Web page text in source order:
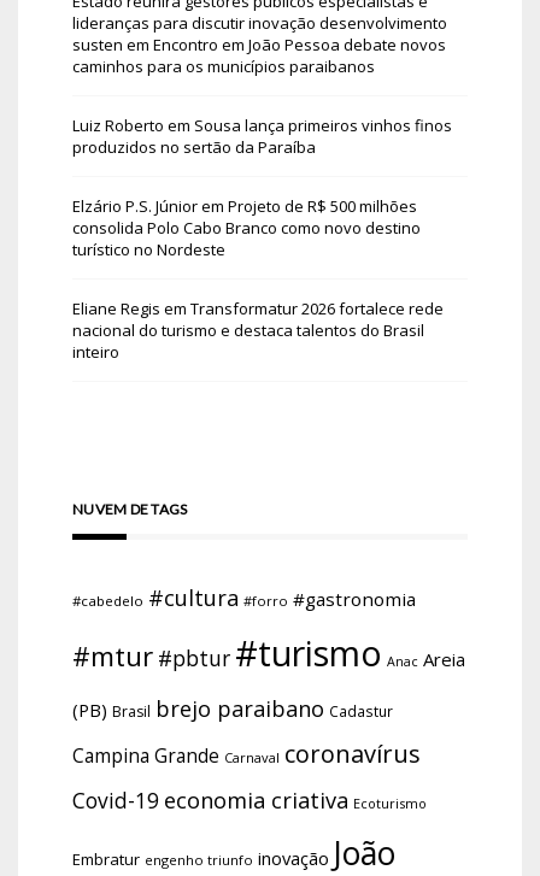
lideranças para discutir inovação desenvolvimento
susten em Encontro em João Pessoa debate novos
caminhos para os municípios paraibanos
Luiz Roberto em Sousa lança primeiros vinhos finos
produzidos no sertão da Paraíba
Elzário P.S. Júniorem Projeto de R$ 500 milhões
consolida Polo Cabo Branco como novo destino
turístico no Nordeste
Eliane Regis em Transformatur 2026 fortalece rede
nacional do turismo e destaca talentos do Brasil
inteiro
NUVEM DE TAGS
#cabedelo #cultura #forro #gastronomia
#mtur #pbtur #turismo Anac Areia
(PB) Brasil brejo paraibano Cadastur
Campina Grande Carnaval coronavírus
Covid-19 economia criativa Ecoturismo
Embratur engenho triunfo inovação João